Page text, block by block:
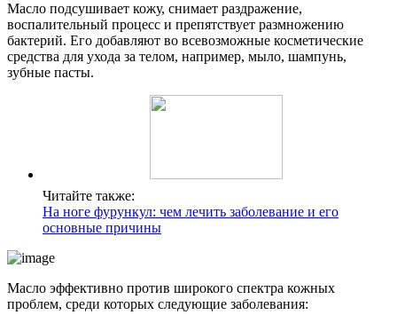
Масло подсушивает кожу, снимает раздражение,
воспалительный процесс и препятствует размножению
бактерий. Его добавляют во всевозможные косметические
средства для ухода за телом, например, мыло, шампунь,
зубные пасты.
Читайте также:
На ноге фурункул: чем лечить заболевание и его
основные причины
Масло эффективно против широкого спектра кожных
проблем, среди которых следующие заболевания: